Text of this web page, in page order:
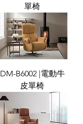
單椅
DM-B6002 |電動牛
皮單椅